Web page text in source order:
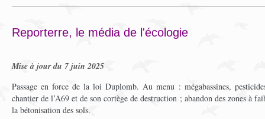
Reporterre, le média de l'écologie
Mise à jour du 7 juin 2025
Passage en force de la loi Duplomb. Au menu : mégabassines,
chantier de l’A69 et de son cortège de destruction ; abandon des zones à
la bétonisation des sols.